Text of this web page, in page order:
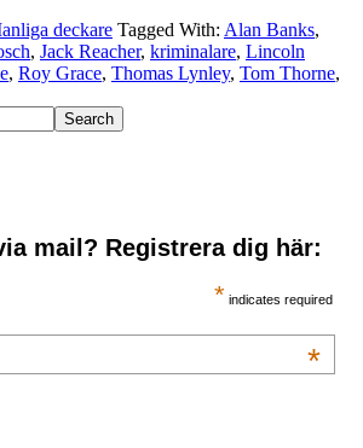
deckare Tagged With: Alan Banks,
, Jack Reacher, kriminalare, Lincoln
, Roy Grace, Thomas Lynley, Tom Thorne,
mail? Registrera dig här:
* indicates required
*